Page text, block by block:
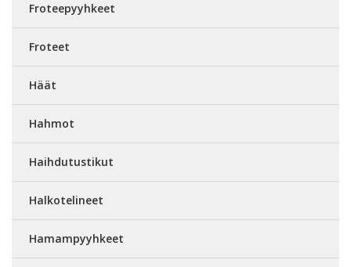
Froteepyyhkeet
Froteet
Häät
Hahmot
Haihdutustikut
Halkotelineet
Hamampyyhkeet